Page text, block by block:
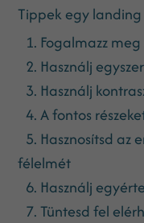
Tippek egy
1. Fogalmazz
2. Használj
3. Használj
4. A fontos
5. Hasznosítsd
félelmét
6. Használj
7. Tüntesd fel